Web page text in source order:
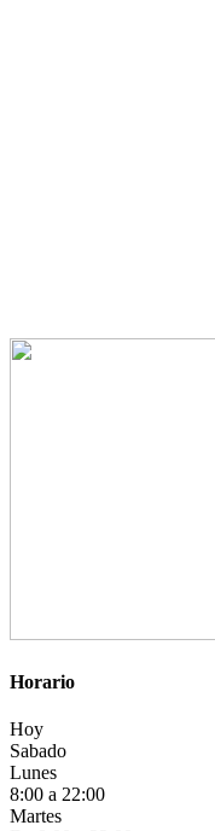
Horario
Hoy
Sabado
Lunes
8:00 a 22:00
Martes